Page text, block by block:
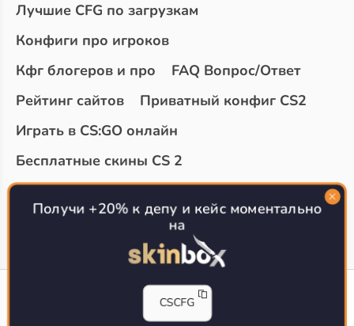
Лучшие CFG по загрузкам
Конфиги про игроков
Кфг блогеров и про
FAQ Вопрос/Ответ
Рейтинг сайтов
Приватный конфиг CS2
Играть в CS:GO онлайн
Бесплатные скины CS 2
Топ сайтов с халявой КС 2
О проекте
Получи +20% к депу и кейс моментально
на
CSCFG